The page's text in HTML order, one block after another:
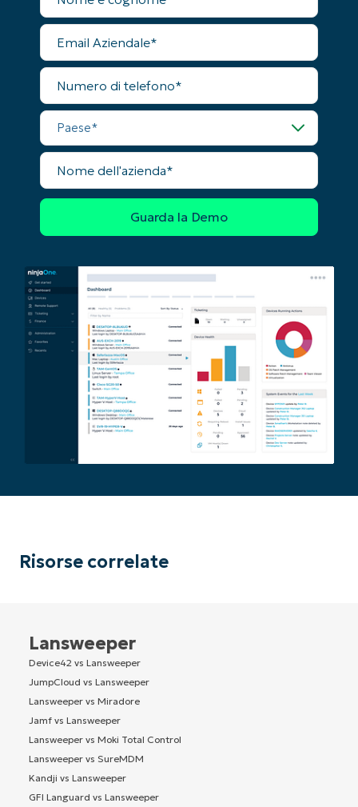
Email
Aziendale
Numero
telefono
Paese
Nome
dell'azienda
Risorse correlate
Lansweeper
Device42 vs Lansweeper
JumpCloud vs Lansweeper
Lansweeper vs Miradore
Jamf vs Lansweeper
Lansweeper vs Moki Total Control
Lansweeper vs SureMDM
Kandji vs Lansweeper
GFI Languard vs Lansweeper
and
last
name*
Business
email*
Phone
number*
Paese
Company